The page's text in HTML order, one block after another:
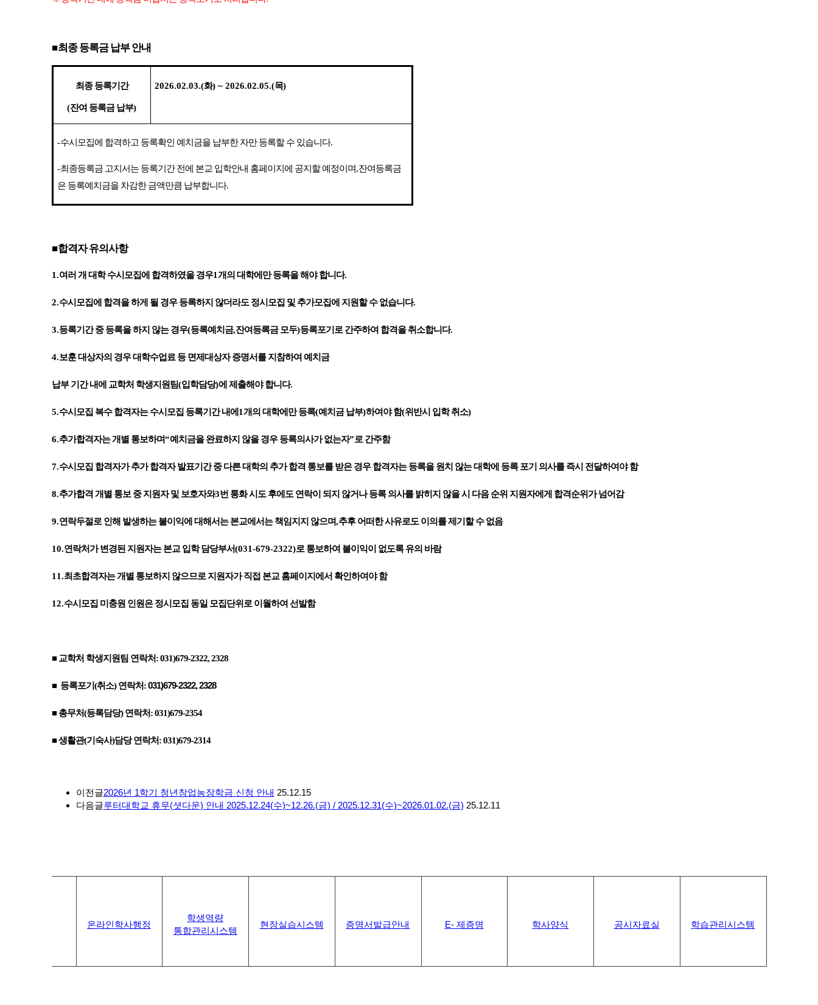
■최종 등록금 납부 안내
최종 등록기간
(잔여 등록금 납부)
2026.02.03.(화) ~ 2026.02.05.(목)
-수시모집에 합격하고 등록확인 예치금을 납부한 자만 등록할 수 있습니다.
-최종등록금 고지서는 등록기간 전에 본교 입학안내 홈페이지에 공지할 예정이며,잔여등록금
은 등록예치금을 차감한 금액만큼 납부합니다.
■합격자 유의사항
1.여러 개 대학 수시모집에 합격하였을 경우1개의 대학에만 등록을 해야 합니다.
2.수시모집에 합격을 하게 될 경우 등록하지 않더라도 정시모집 및 추가모집에 지원할 수 없습니다.
3.등록기간 중 등록을 하지 않는 경우(등록예치금,잔여등록금 모두)등록포기로 간주하여 합격을 취소합니다.
4.보훈 대상자의 경우 대학수업료 등 면제대상자 증명서를 지참하여 예치금
납부 기간 내에 교학처 학생지원팀(입학담당)에 제출해야 합니다.
5.수시모집 복수 합격자는 수시모집 등록기간 내에 1개의 대학에만 등록(예치금 납부)하여야 함(위반시 입학 취소)
6.추가합격자는 개별 통보하며“예치금을 완료하지 않을 경우 등록의사가 없는자”로 간주함
7.수시모집 합격자가 추가 합격자 발표기간 중 다른 대학의 추가 합격 통보를 받은 경우 합격자는 등록을 원치 않는 대학에 등록 포기 의사를 즉시 전달하여야 함
8.추가합격 개별 통보 중 지원자 및 보호자와3번 통화 시도 후에도 연락이 되지 않거나 등록 의사를 밝히지 않을 시 다음 순위 지원자에게 합격순위가 넘어감
9.연락두절로 인해 발생하는 불이익에 대해서는 본교에서는 책임지지 않으며,추후 어떠한 사유로도 이의를 제기할 수 없음
10.연락처가 변경된 지원자는 본교 입학 담당부서(031-679-2322)로 통보하여 불이익이 없도록 유의 바람
11.최초합격자는 개별 통보하지 않으므로 지원자가 직접 본교 홈페이지에서 확인하여야 함
12.수시모집 미충원 인원은 정시모집 동일 모집단위로 이월하여 선발함
■ 교학처 학생지원팀 연락처: 031)679-2322, 2328
■ 등록포기(취소) 연락처:031)679-2322, 2328
■ 총무처(등록담당) 연락처: 031)679-2354
■ 생활관(기숙사)담당 연락처: 031)679-2314
이전글2026년 1학기 청년창업농장학금 신청 안내 25.12.15
다음글루터대학교 휴무(셧다운) 안내 2025.12.24(수)~12.26.(금) / 2025.12.31(수)~2026.01.02.(금) 25.12.11
온라인학사행정
학생역량
통합관리시스템
현장실습시스템 증명서발급안내 E- 제증명 학사양식 공시자료실 학습관리시스템